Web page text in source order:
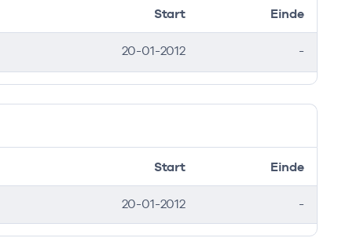
Start Einde
20-01-2012 -
Start Einde
20-01-2012 -